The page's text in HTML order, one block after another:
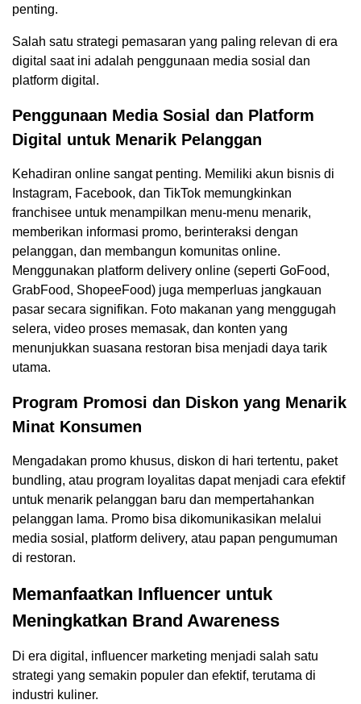
penting.
Salah satu strategi pemasaran yang paling relevan di era
digital saat ini adalah penggunaan media sosial dan
platform digital.
Penggunaan Media Sosial dan Platform
Digital untuk Menarik Pelanggan
Kehadiran online sangat penting. Memiliki akun bisnis di
Instagram, Facebook, dan TikTok memungkinkan
franchisee untuk menampilkan menu-menu menarik,
memberikan informasi promo, berinteraksi dengan
pelanggan, dan membangun komunitas online.
Menggunakan platform delivery online (seperti GoFood,
GrabFood, ShopeeFood) juga memperluas jangkauan
pasar secara signifikan. Foto makanan yang menggugah
selera, video proses memasak, dan konten yang
menunjukkan suasana restoran bisa menjadi daya tarik
utama.
Program Promosi dan Diskon yang Menarik
Minat Konsumen
Mengadakan promo khusus, diskon di hari tertentu, paket
bundling, atau program loyalitas dapat menjadi cara efektif
untuk menarik pelanggan baru dan mempertahankan
pelanggan lama. Promo bisa dikomunikasikan melalui
media sosial, platform delivery, atau papan pengumuman
di restoran.
Memanfaatkan Influencer untuk
Meningkatkan Brand Awareness
Di era digital, influencer marketing menjadi salah satu
strategi yang semakin populer dan efektif, terutama di
industri kuliner.